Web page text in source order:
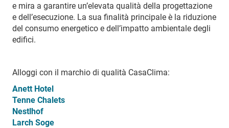
e mira a garantire un’elevata qualità della progettazione
e dell’esecuzione. La sua finalità principale è la riduzione
del consumo energetico e dell’impatto ambientale degli
edifici.
Alloggi con il marchio di qualità CasaClima:
Anett Hotel
Tenne Chalets
Nestlhof
Larch Soge